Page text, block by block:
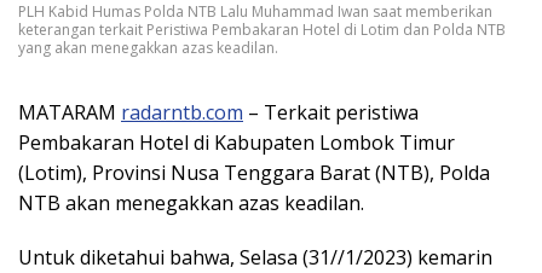
PLH Kabid Humas Polda NTB Lalu Muhammad Iwan saat memberikan
keterangan terkait Peristiwa Pembakaran Hotel di Lotim dan Polda NTB
yang akan menegakkan azas keadilan.
MATARAM radarntb.com – Terkait peristiwa
Pembakaran Hotel di Kabupaten Lombok Timur
(Lotim), Provinsi Nusa Tenggara Barat (NTB), Polda
NTB akan menegakkan azas keadilan.
Untuk diketahui bahwa, Selasa (31//1/2023) kemarin